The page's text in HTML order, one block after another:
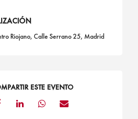
Riojano, Calle Serrano 25, Madrid
ESTE EVENTO